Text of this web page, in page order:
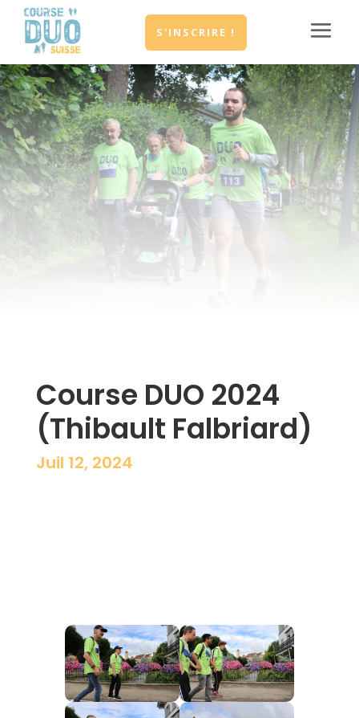
S'INSCRIRE !
Course DUO 2024
(Thibault Falbriard)
Juil 12, 2024